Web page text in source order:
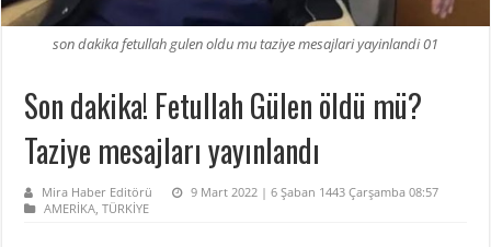
son dakika fetullah gulen oldu mu taziye mesajlari yayinlandi 01
Son dakika! Fetullah Gülen öldü mü?
Taziye mesajları yayınlandı
Mira Haber Editörü
9 Mart 2022 | 6 Şaban 1443 Çarşamba 08:57
AMERİKA,TÜRKİYE